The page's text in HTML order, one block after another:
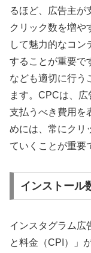
るほど、広告主が
クリック数を増や
して魅力的なコン
することが重要で
なども適切に行う
ます。CPCは、
支払うべき費用を
めには、常にクリ
ていくことが重要
インストール
インスタグラム広
と料金（CPI）」